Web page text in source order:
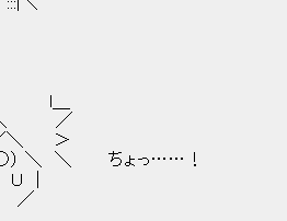
／
＞
＼ ＼ ちょっ……！
|